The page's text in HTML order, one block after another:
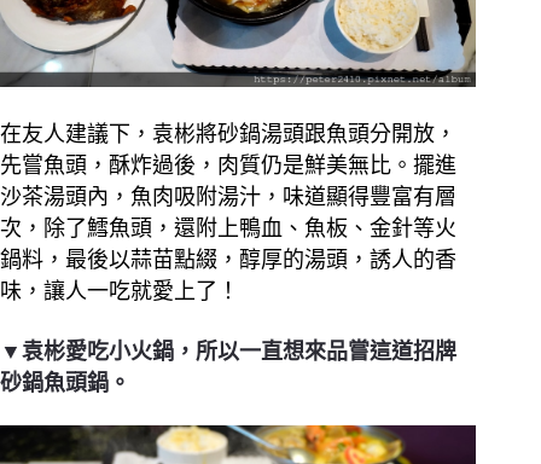
在友人建議下，袁彬將砂鍋湯頭跟魚頭分開放，
先嘗魚頭，酥炸過後，肉質仍是鮮美無比。擺進
沙茶湯頭內，魚肉吸附湯汁，味道顯得豐富有層
次，除了鱈魚頭，還附上鴨血、魚板、金針等火
鍋料，最後以蒜苗點綴，醇厚的湯頭，誘人的香
味，讓人一吃就愛上了！
▼袁彬愛吃小火鍋，所以一直想來品嘗這道招牌
砂鍋魚頭鍋。